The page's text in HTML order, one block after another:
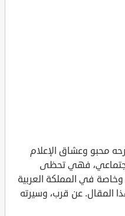
محبو وعشاق الإعلام
فهي تحظى
وخاصة في المملكة العربية
المقال. عن قرب، وسيرته